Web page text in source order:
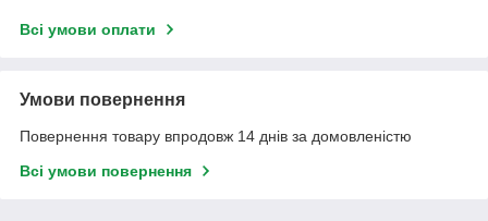
Всі умови оплати
Умови повернення
Повернення товару впродовж 14 днів за домовленістю
Всі умови повернення